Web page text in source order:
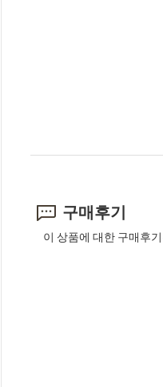
구매후기
이 상품에 대한 구매후